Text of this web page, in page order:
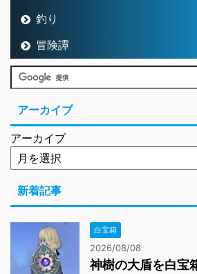
釣り
冒険譚
アーカイブ
アーカイブ
新着記事
白宝箱
2026/08/08
神樹の大盾を白宝